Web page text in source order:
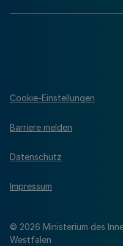
© 2026 Ministerium des
Westfalen
Cookie-Einstellungen
Barriere melden
Datenschutz
Impressum